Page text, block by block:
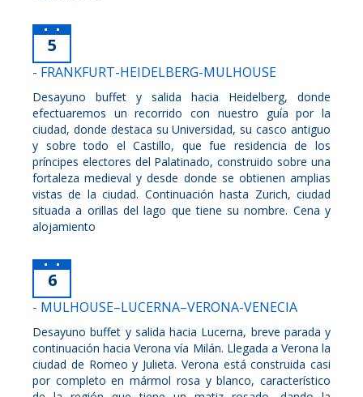
5
- FRANKFURT-HEIDELBERG-MULHOUSE
Desayuno buffet y salida hacia Heidelberg, donde
efectuaremos un recorrido con nuestro guía por la
ciudad, donde destaca su Universidad, su casco antiguo
y sobre todo el Castillo, que fue residencia de los
príncipes electores del Palatinado, construido sobre una
fortaleza medieval y desde donde se obtienen amplias
vistas de la ciudad. Continuación hasta Zurich, ciudad
situada a orillas del lago que tiene su nombre. Cena y
alojamiento
6
- MULHOUSE–LUCERNA–VERONA-VENECIA
Desayuno buffet y salida hacia Lucerna, breve parada y
continuación hacia Verona vía Milán. Llegada a Verona la
ciudad de Romeo y Julieta. Verona está construida casi
por completo en mármol rosa y blanco, característico